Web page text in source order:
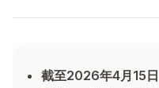
截至2026年4月15